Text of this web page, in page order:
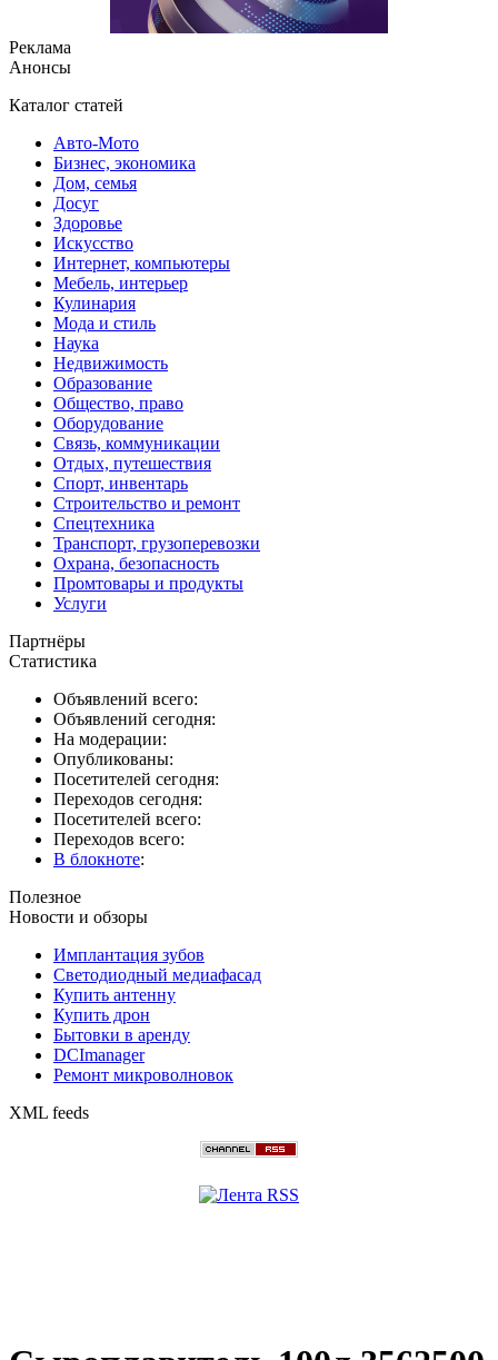
Реклама
Анонсы
Каталог статей
Авто-Мото
Бизнес, экономика
Дом, семья
Досуг
Здоровье
Искусство
Интернет, компьютеры
Мебель, интерьер
Кулинария
Мода и стиль
Наука
Недвижимость
Образование
Общество, право
Оборудование
Связь, коммуникации
Отдых, путешествия
Спорт, инвентарь
Строительство и ремонт
Спецтехника
Транспорт, грузоперевозки
Охрана, безопасность
Промтовары и продукты
Услуги
Партнёры
Статистика
Объявлений всего:
Объявлений сегодня:
На модерации:
Опубликованы:
Посетителей сегодня:
Переходов сегодня:
Посетителей всего:
Переходов всего:
В блокноте:
Полезное
Новости и обзоры
Имплантация зубов
Светодиодный медиафасад
Купить антенну
Купить дрон
Бытовки в аренду
DCImanager
Ремонт микроволновок
XML feeds